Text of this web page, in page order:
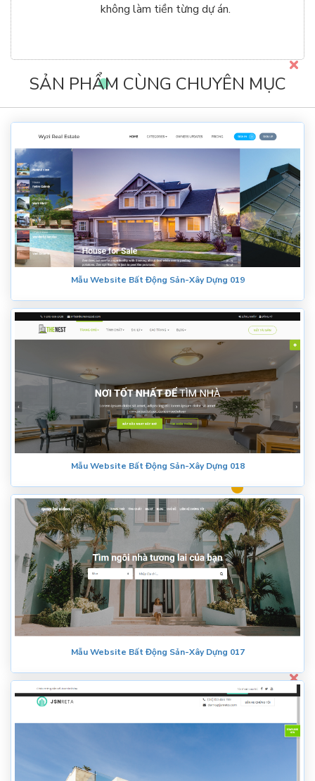
không làm tiền từng dự án.
SẢN PHẨM CÙNG CHUYÊN MỤC
Mẫu Website Bất Động Sản-Xây Dựng 019
Mẫu Website Bất Động Sản-Xây Dựng 018
Mẫu Website Bất Động Sản-Xây Dựng 017